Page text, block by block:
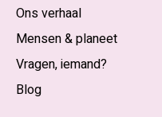
Ons verhaal
Mensen & planeet
Vragen, iemand?
Blog